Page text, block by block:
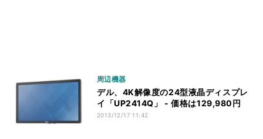
周辺機器
デル、4K解像度の24型液晶ディスプレ
イ「UP2414Q」 - 価格は129,980円
2013/12/17 11:42